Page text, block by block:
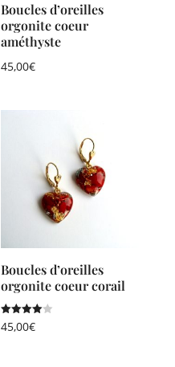
Boucles d’oreilles
orgonite coeur
améthyste
45,00€
Boucles d’oreilles
orgonite coeur corail
Note
4.00
45,00€